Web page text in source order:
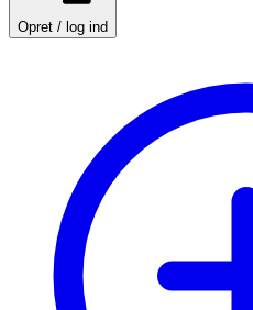
Opret / log ind